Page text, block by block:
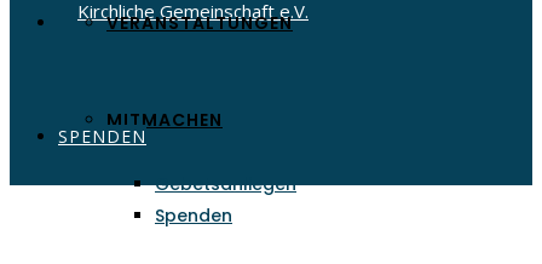
VERANSTALTUNGEN
MITMACHEN
Gebetsanliegen
Spenden
SPENDEN